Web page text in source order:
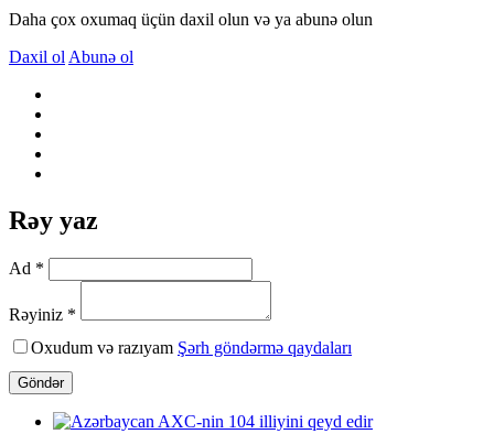
Daha çox oxumaq üçün daxil olun və ya abunə olun
Daxil ol Abunə ol
Rəy yaz
Ad *
Rəyiniz *
Oxudum və razıyam Şərh göndərmə qaydaları
Göndər